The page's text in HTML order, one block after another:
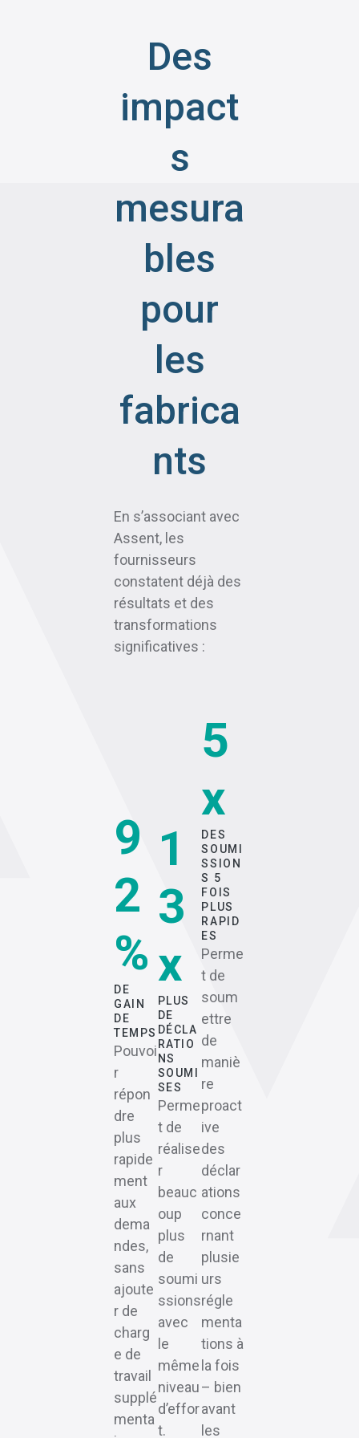
Des
impact
s
mesura
bles
pour
les
fabrica
nts
En s’associant avec
Assent, les
fournisseurs
constatent déjà des
résultats et des
transformations
significatives :
9
2
%
DE
GAIN
DE
TEMPS
Pouvoi
r
répon
dre
plus
rapide
ment
aux
dema
ndes,
sans
ajoute
r de
charg
e de
travail
supplé
menta
1
3
x
PLUS
DE
DÉCLA
RATIO
NS
SOUMI
SES
Perme
t de
réalise
r
beauc
oup
plus
de
soumi
ssions
avec
le
même
niveau
d’effor
t.
5
x
DES
SOUMI
SSION
S 5
FOIS
PLUS
RAPID
ES
Perme
t de
soum
ettre
de
maniè
re
proact
ive
des
déclar
ations
conce
rnant
plusie
urs
régle
menta
tions à
la fois
– bien
avant
les